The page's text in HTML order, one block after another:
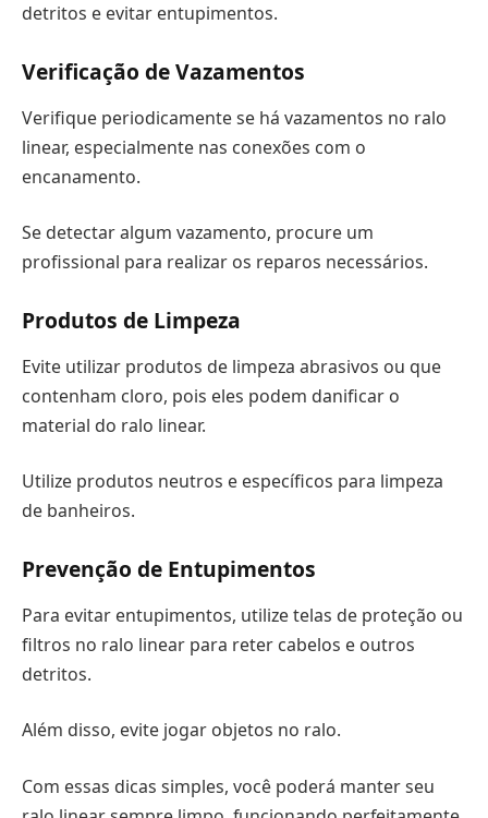
detritos e evitar entupimentos.
Verificação de Vazamentos
Verifique periodicamente se há vazamentos no ralo
linear, especialmente nas conexões com o
encanamento.
Se detectar algum vazamento, procure um
profissional para realizar os reparos necessários.
Produtos de Limpeza
Evite utilizar produtos de limpeza abrasivos ou que
contenham cloro, pois eles podem danificar o
material do ralo linear.
Utilize produtos neutros e específicos para limpeza
de banheiros.
Prevenção de Entupimentos
Para evitar entupimentos, utilize telas de proteção ou
filtros no ralo linear para reter cabelos e outros
detritos.
Além disso, evite jogar objetos no ralo.
Com essas dicas simples, você poderá manter seu